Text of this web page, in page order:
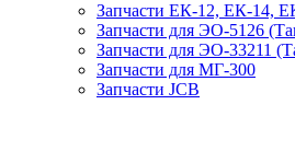
Запчасти ЕК-12, ЕК-14,
Запчасти для ЭО-5126
Запчасти для ЭО-33211
Запчасти для МГ-300
Запчасти JCB